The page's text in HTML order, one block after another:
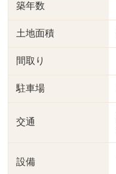
築年数
土地面積
間取り
駐車場
交通
設備